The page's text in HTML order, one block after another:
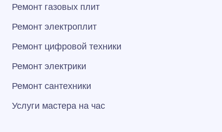
Ремонт газовых плит
Ремонт электроплит
Ремонт цифровой техники
Ремонт электрики
Ремонт сантехники
Услуги мастера на час